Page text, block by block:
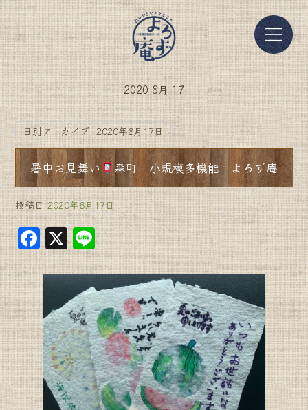
2020 8月 17
日別アーカイブ:2020年8月17日
暑中お見舞い 森町 小規模多機能 よろず庵
投稿日 2020年8月17日
F
a
c
e
b
o
o
k
X Li
n
e